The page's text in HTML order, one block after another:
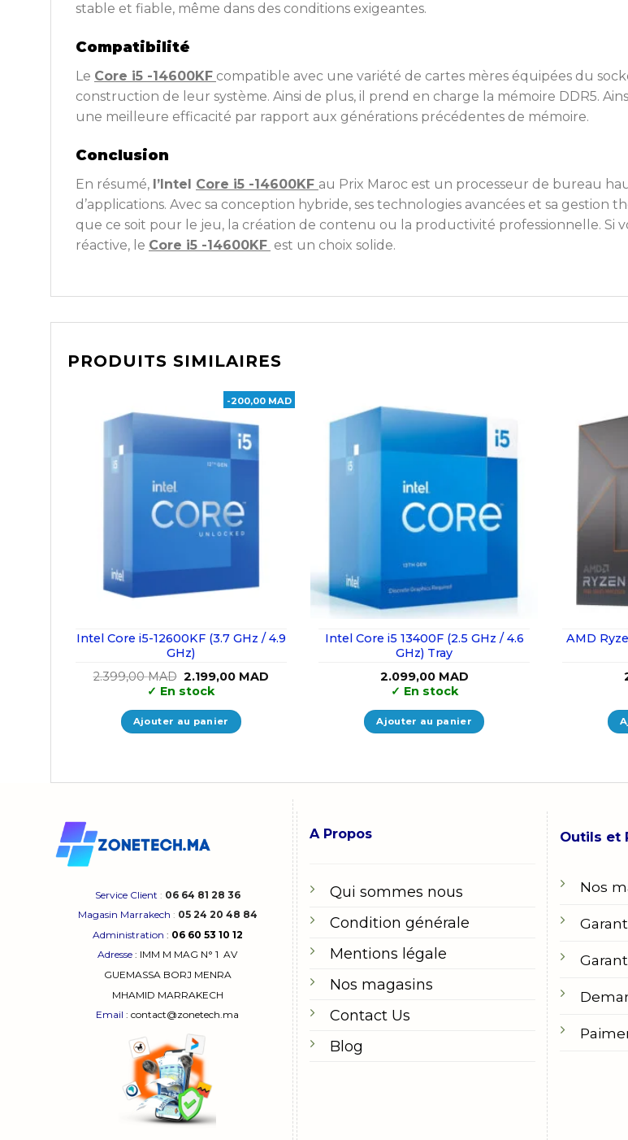
stable et fiable, même dans des conditions exigeantes.
Compatibilité
Le Core i5 -14600KF compatible avec une variété de cartes mères équipées du
construction de leur système. Ainsi de plus, il prend en charge la mémoire DDR5.
une meilleure efficacité par rapport aux générations précédentes de mémoire.
Conclusion
En résumé, l’Intel Core i5 -14600KF au Prix Maroc est un processeur de bureau
d’applications. Avec sa conception hybride, ses technologies avancées et sa gestion
que ce soit pour le jeu, la création de contenu ou la productivité professionnelle.
réactive, le Core i5 -14600KF est un choix solide.
PRODUITS SIMILAIRES
-200,00 MAD
Intel Core i5-12600KF (3.7 GHz / 4.9
GHz)
2.399,00MAD Le
prix
initial
était :
2.399,00 MAD.
2.199,00 MADLe
✓ En stock
Ajouter au panier
Intel Core i5 13400F (2.5 GHz / 4.6
GHz) Tray
2.099,00 MAD
✓ En stock
Ajouter au panier
AMD
Service Client : 06 64 81 28 36
Magasin Marrakech : 05 24 20 48 84
Administration : 06 60 53 10 12
Adresse : IMM M MAG N° 1AV
GUEMASSA BORJ MENRA
MHAMID MARRAKECH
Email : contact@zonetech.ma
A Propos
Qui sommes nous
Condition générale
Mentions légale
Nos magasins
Contact Us
Blog
Outils et
Nos